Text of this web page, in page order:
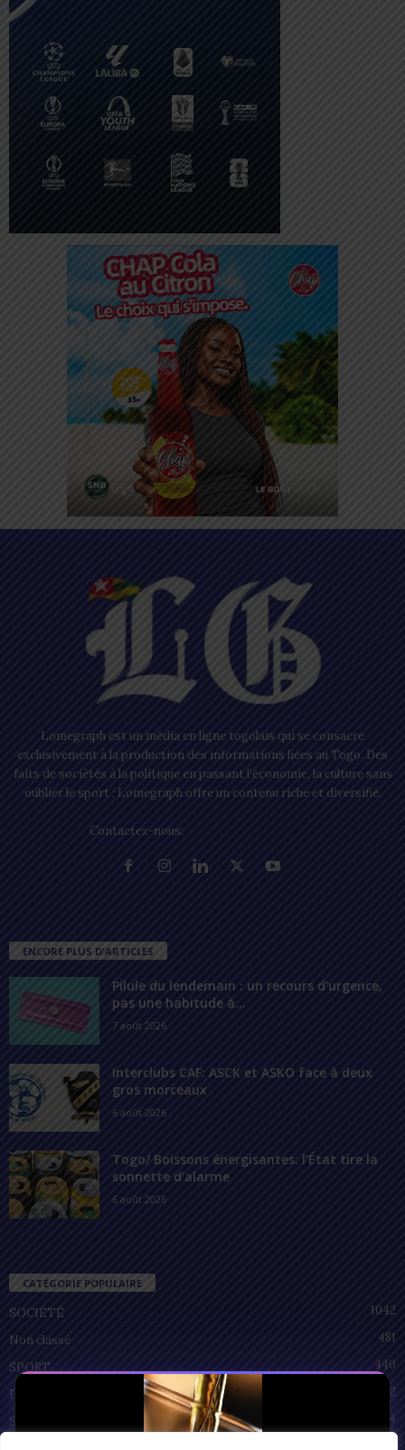
Lomegraph est un média en ligne togolais qui se consacre
exclusivement à la production des informations liées au Togo. Des
faits de sociétés à la politique en passant l’économie, la culture sans
oublier le sport ; Lomegraph offre un contenu riche et diversifié.
Contactez-nous:
ENCORE PLUS D'ARTICLES
Pilule du lendemain : un recours d’urgence,
pas une habitude à...
7 août 2026
Interclubs CAF: ASCK et ASKO face à deux
gros morceaux
6 août 2026
Togo/ Boissons énergisantes: l’État tire la
sonnette d’alarme
6 août 2026
CATÉGORIE POPULAIRE
SOCIÉTÉ
1042
Non classé
481
SPORT
440
POLITIQUE
212
SANTÉ
94